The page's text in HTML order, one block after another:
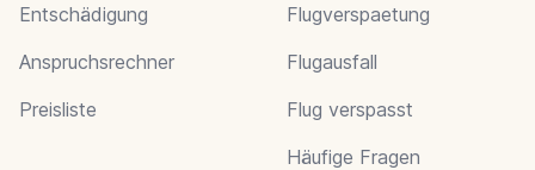
Entschädigung
Anspruchsrechner
Preisliste
Flugverspaetung
Flugausfall
Flug verspasst
Häufige Fragen